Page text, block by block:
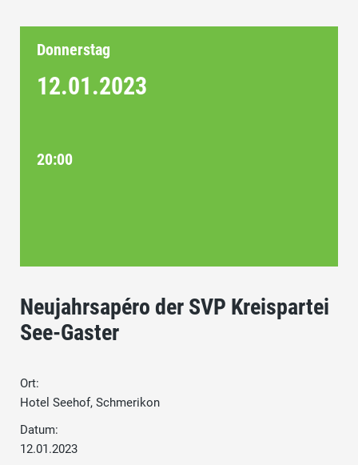
Donnerstag
12.01.2023
20:00
Neujahrsapéro der SVP Kreispartei
See-Gaster
Ort:
Hotel Seehof, Schmerikon
Datum:
12.01.2023